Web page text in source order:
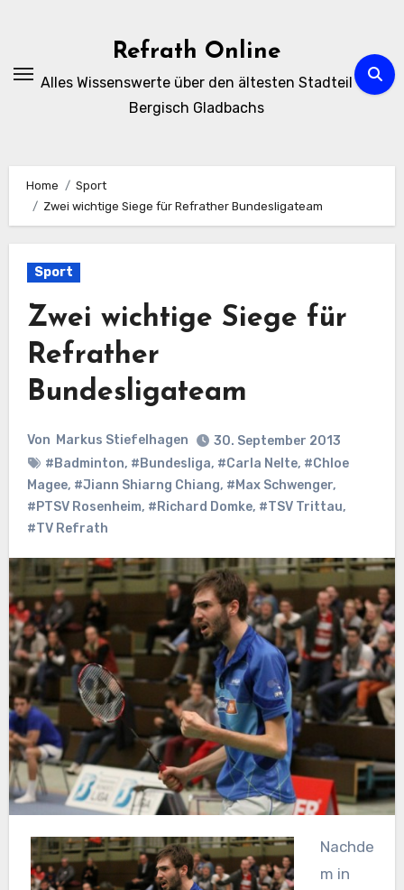
Refrath Online
Alles Wissenswerte über den ältesten Stadteil
Bergisch Gladbachs
Home
Sport
Zwei wichtige Siege für Refrather Bundesligateam
Sport
Zwei wichtige Siege für
Refrather
Bundesligateam
Von Markus Stiefelhagen
30. September 2013
#Badminton, #Bundesliga, #Carla Nelte, #Chloe
Magee, #Jiann Shiarng Chiang, #Max Schwenger,
#PTSV Rosenheim, #Richard Domke, #TSV Trittau,
#TV Refrath
Nachde
m in